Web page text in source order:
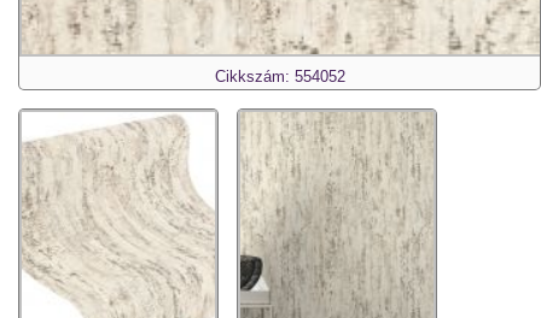
Cikkszám: 554052